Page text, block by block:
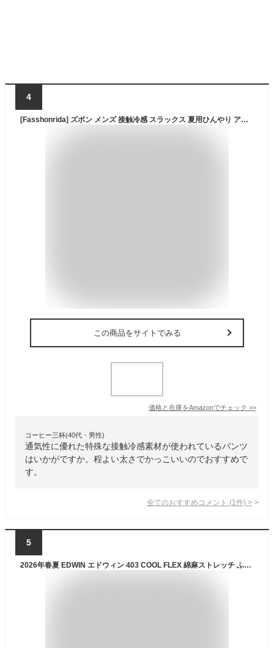
4
[Fasshonrida] ズボン メンズ 接触冷感 スラックス 夏用ひんやり アイスシルク テンセル チノパン レギュラーストレート ワイドパンツ ストレッチ テーラードパンツ 大きいサイズ ゆるテーパード ボトムス クールビズ オフィスカジュアル 薄手 軽量 涼しい サマーぱんつ 春夏秋 吸湿 通気性 人気 ずぼん おしゃれ ゴルフウェア 下 普段着 部屋着 black XL
この商品をサイトでみる
価格と在庫をAmazonでチェック >>
コーヒー三杯(40代・男性)
通気性に優れた特殊な接触冷感素材が使われているパンツ
はいかがですか。程よい太さでかっこいいのでおすすめで
す。
全てのおすすめコメント (1 件) >
5
2026年春夏 EDWIN エドウィン 403 COOL FLEX 綿麻ストレッチ ふつうのストレート E403CA 股上深め クール デニム メンズ ジーンズ 涼しいパンツ 送料無料